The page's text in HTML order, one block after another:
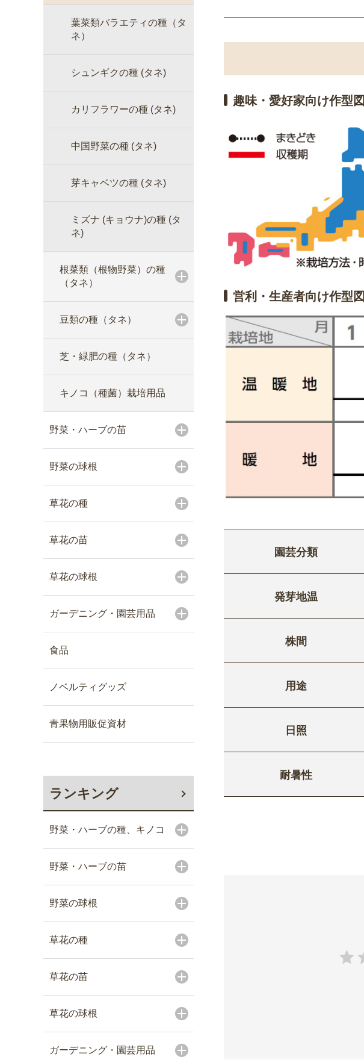
葉菜類バラエティの種（タ
ネ）
シュンギクの種 (タネ)
カリフラワーの種 (タネ)
中国野菜の種 (タネ)
芽キャベツの種 (タネ)
ミズナ (キョウナ)の種 (タ
ネ)
根菜類（根物野菜）の種
（タネ）
豆類の種（タネ）
芝・緑肥の種（タネ）
キノコ（種菌）栽培用品
野菜・ハーブの苗
野菜の球根
草花の種
草花の苗
草花の球根
ガーデニング・園芸用品
食品
ノベルティグッズ
青果物用販促資材
ランキング
野菜・ハーブの種、キノコ
野菜・ハーブの苗
野菜の球根
草花の種
草花の苗
草花の球根
ガーデニング・園芸用品
趣味・愛好家向け作型図
営利・生産者向け作型図
園芸分類
発芽地温
株間
用途
日照
耐暑性